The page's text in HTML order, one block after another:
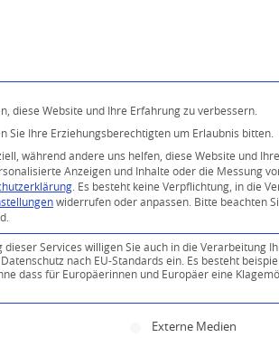
diese Website und Ihre Erfahrung zu verbessern.
Sie Ihre Erziehungsberechtigten um Erlaubnis bitten.
während andere uns helfen, diese Website und
Anzeigen und Inhalte oder die Messung
Es besteht keine Verpflichtung, in die
widerrufen oder anpassen.
Bitte beachten
Services willigen Sie auch in die Verarbeitung
nach EU-Standards ein. Es besteht
dass für Europäerinnen und Europäer eine
werden kann. Die erste
Externe Medien